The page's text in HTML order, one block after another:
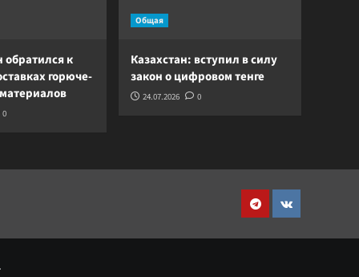
обратился к
горюче-
0
Общая
Казахстан: вступил в силу
закон о цифровом тенге
24.07.2026 0
Telegram
VK